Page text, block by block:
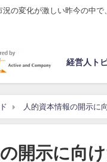
の変化が激しい昨今の中
経営人ト
人的資本情報の開示に
開示に向